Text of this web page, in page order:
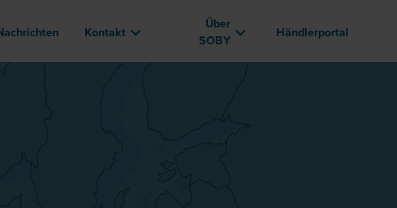
Kontakt
Über
SOBY
Händlerportal